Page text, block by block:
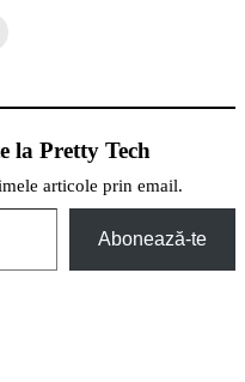
la Pretty Tech
articole prin email.
Abonează-te